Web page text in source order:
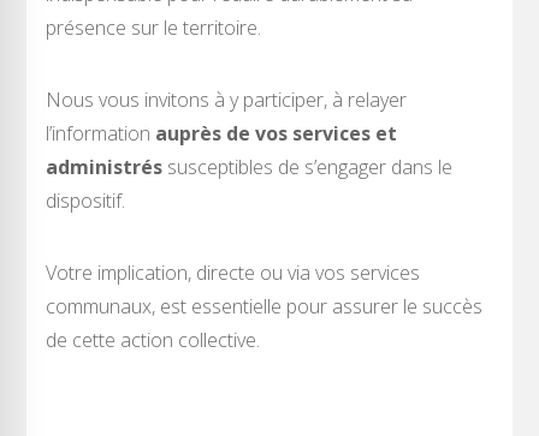
présence sur le territoire.
Nous vous invitons à y participer, à relayer
l’information auprès de vos services et
administrés susceptibles de s’engager dans le
dispositif.
Votre implication, directe ou via vos services
communaux, est essentielle pour assurer le succès
de cette action collective.